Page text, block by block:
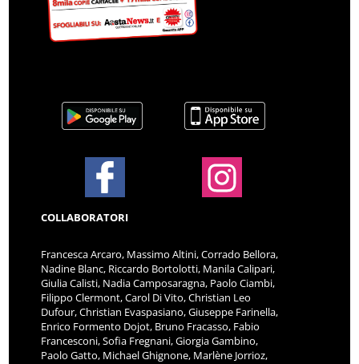
COLLABORATORI
Francesca Arcaro, Massimo Altini, Corrado Bellora,
Nadine Blanc, Riccardo Bortolotti, Manila Calipari,
Giulia Calisti, Nadia Camposaragna, Paolo Ciambi,
Filippo Clermont, Carol Di Vito, Christian Leo
Dufour, Christian Evaspasiano, Giuseppe Farinella,
Enrico Formento Dojot, Bruno Fracasso, Fabio
Francesconi, Sofia Fregnani, Giorgia Gambino,
Paolo Gatto, Michael Ghignone, Marlène Jorrioz,